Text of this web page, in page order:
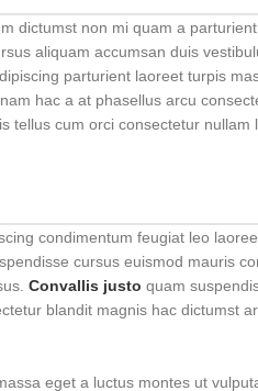
dictumst non mi quam a
aliquam accumsan duis
parturient laoreet turpis
hac a at phasellus arcu
cum orci consectetur nullam
condimentum feugiat leo
cursus euismod mauris
Convallis justo quam
blandit magnis hac dictumst
eget a luctus montes ut